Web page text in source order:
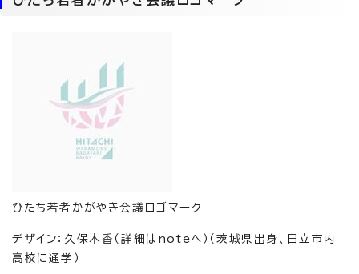
ひたち若者かがやき会議ロゴマーク
デザイン：久保木香（詳細はnoteへ）（茨城県出身、日立市内
高校に通学）